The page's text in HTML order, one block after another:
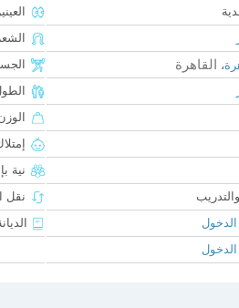
، القاهرة
والتدريب
الشعر
نية
نقل